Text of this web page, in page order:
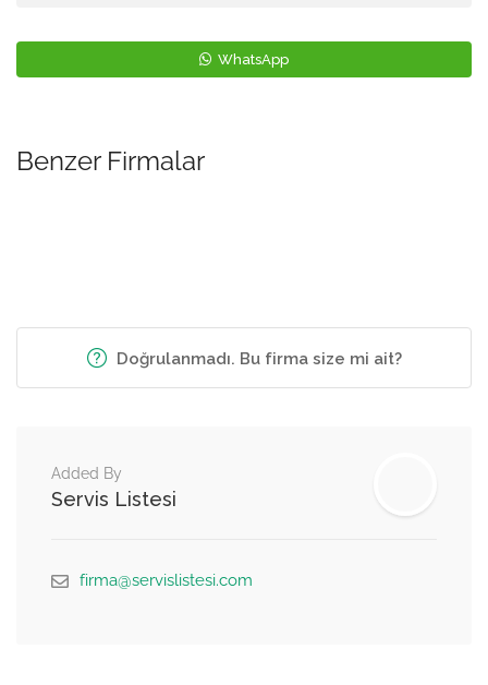
WhatsApp
Benzer Firmalar
Doğrulanmadı. Bu firma size mi ait?
Added By
Servis Listesi
firma@servislistesi.com